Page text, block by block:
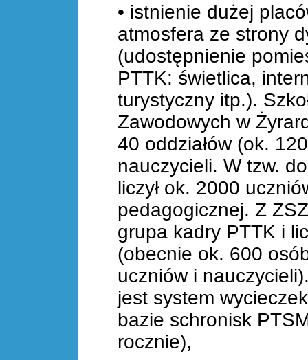
• istnienie dużej
atmosfera ze strony
(udostępnienie
PTTK: świetlica,
turystyczny itp.).
Zawodowych w
40 oddziałów (ok.
nauczycieli. W tzw.
liczył ok. 2000
pedagogicznej. Z
grupa kadry PTTK i
(obecnie ok. 600
uczniów i
jest system
bazie schronisk
rocznie),